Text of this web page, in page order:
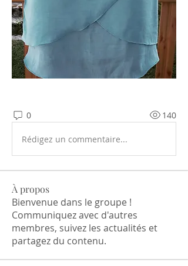
0 140
Rédigez un commentaire...
À propos
Bienvenue dans le groupe !
Communiquez avec d'autres
membres, suivez les actualités et
partagez du contenu.